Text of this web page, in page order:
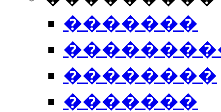
�������
��������
�������